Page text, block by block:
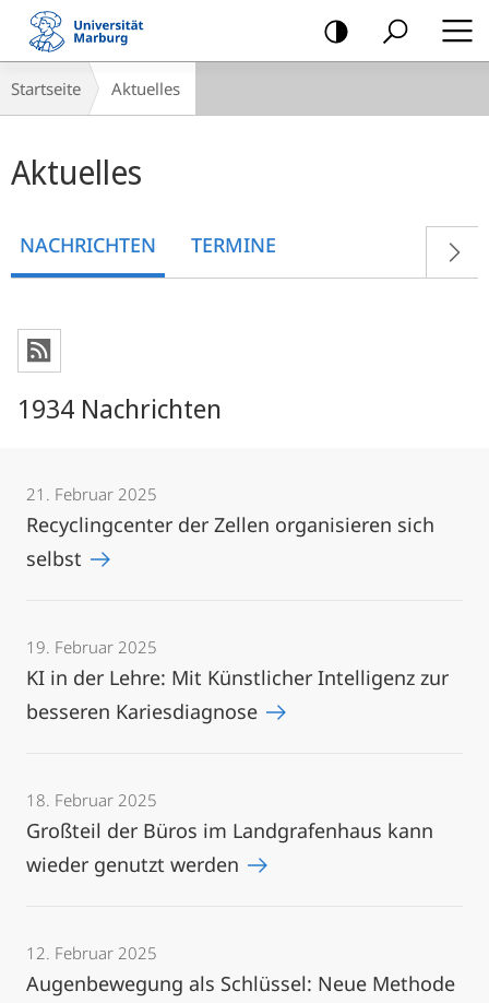
Mobile-
Navigation
Breadcrumb-
Navigation
Startseite Aktuelles
Aktuelles
NACHRICHTEN TERMINE
1934 Nachrichten
21. Februar 2025
Recyclingcenter der Zellen organisieren sich
selbst
19. Februar 2025
KI in der Lehre: Mit Künstlicher Intelligenz zur
besseren Kariesdiagnose
18. Februar 2025
Großteil der Büros im Landgrafenhaus kann
wieder genutzt werden
12. Februar 2025
Augenbewegung als Schlüssel: Neue Methode